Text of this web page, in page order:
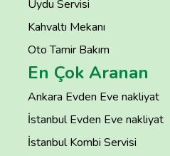
Uydu Servisi
Kahvaltı Mekanı
Oto Tamir Bakım
En Çok Aranan
Ankara Evden Eve nakliyat
İstanbul Evden Eve nakliyat
İstanbul Kombi Servisi